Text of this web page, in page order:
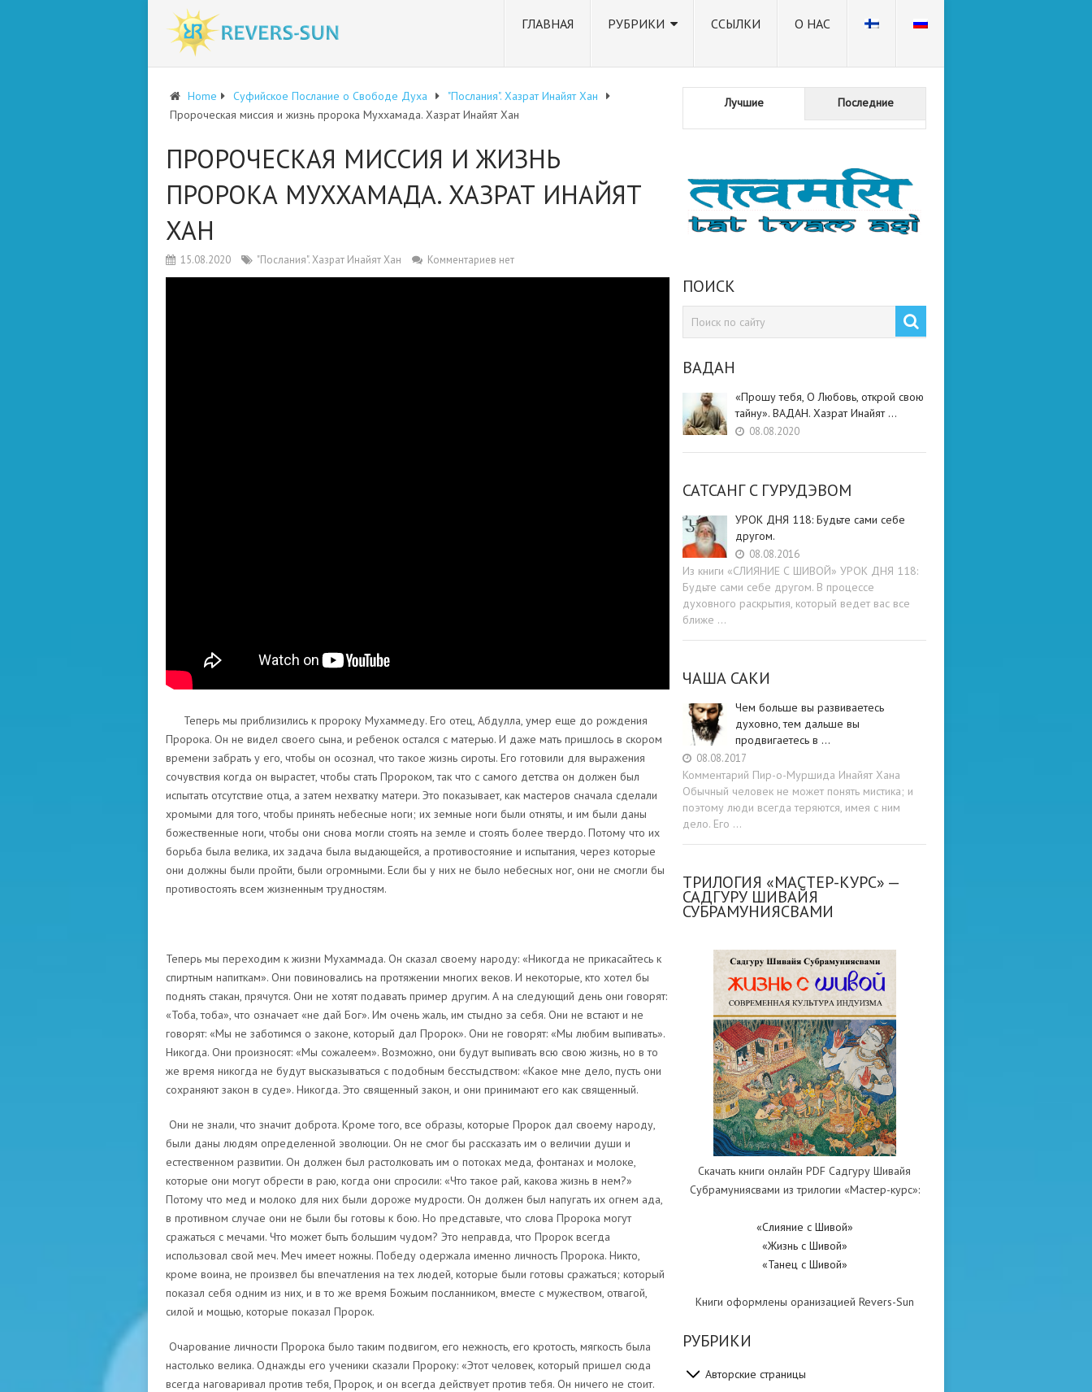
ГЛАВНАЯ РУБРИКИ ССЫЛКИ О НАС
Home Суфийское Послание о Свободе Духа
"Послания". Хазрат Инайят Хан
Пророческая миссия и жизнь пророка Муххамада. Хазрат Инайят Хан
ПРОРОЧЕСКАЯ МИССИЯ И ЖИЗНЬ
ПРОРОКА МУХХАМАДА. ХАЗРАТ ИНАЙЯТ
ХАН
15.08.2020 "Послания". Хазрат Инайят Хан Комментариев нет
Теперь мы приблизились к пророку Мухаммеду. Его отец, Абдулла, умер еще до рождения
Пророка. Он не видел своего сына, и ребенок остался с матерью. И даже мать пришлось в скором
времени забрать у его, чтобы он осознал, что такое жизнь сироты. Его готовили для выражения
сочувствия когда он вырастет, чтобы стать Пророком, так что с самого детства он должен был
испытать отсутствие отца, а затем нехватку матери. Это показывает, как мастеров сначала сделали
хромыми для того, чтобы принять небесные ноги; их земные ноги были отняты, и им были даны
божественные ноги, чтобы они снова могли стоять на земле и стоять более твердо. Потому что их
борьба была велика, их задача была выдающейся, а противостояние и испытания, через которые
они должны были пройти, были огромными. Если бы у них не было небесных ног, они не смогли бы
противостоять всем жизненным трудностям.
Теперь мы переходим к жизни Мухаммада. Он сказал своему народу: «Никогда не прикасайтесь к
спиртным напиткам». Они повиновались на протяжении многих веков. И некоторые, кто хотел бы
поднять стакан, прячутся. Они не хотят подавать пример другим. А на следующий день они говорят:
«Тоба, тоба», что означает «не дай Бог». Им очень жаль, им стыдно за себя. Они не встают и не
говорят: «Мы не заботимся о законе, который дал Пророк». Они не говорят: «Мы любим выпивать».
Никогда. Они произносят: «Мы сожалеем». Возможно, они будут выпивать всю свою жизнь, но в то
же время никогда не будут высказываться с подобным бесстыдством: «Какое мне дело, пусть они
сохраняют закон в суде». Никогда. Это священный закон, и они принимают его как священный.
Они не знали, что значит доброта. Кроме того, все образы, которые Пророк дал своему народу,
были даны людям определенной эволюции. Он не смог бы рассказать им о величии души и
естественном развитии. Он должен был растолковать им о потоках меда, фонтанах и молоке,
которые они могут обрести в раю, когда они спросили: «Что такое рай, какова жизнь в нем?»
Потому что мед и молоко для них были дороже мудрости. Он должен был напугать их огнем ада,
в противном случае они не были бы готовы к бою. Но представьте, что слова Пророка могут
сражаться с мечами. Что может быть большим чудом? Это неправда, что Пророк всегда
использовал свой меч. Меч имеет ножны. Победу одержала именно личность Пророка. Никто,
кроме воина, не произвел бы впечатления на тех людей, которые были готовы сражаться; который
показал себя одним из них, и в то же время Божьим посланником, вместе с мужеством, отвагой,
силой и мощью, которые показал Пророк.
Очарование личности Пророка было таким подвигом, его нежность, его кротость, мягкость была
настолько велика. Однажды его ученики сказали Пророку: «Этот человек, который пришел сюда
всегда наговаривал против тебя, Пророк, и он всегда действует против тебя. Он ничего не стоит.
Лучшие Последние
ПОИСК
ВАДАН
«Прошу тебя, О Любовь, открой свою
тайну». ВАДАН. Хазрат Инайят …
08.08.2020
САТСАНГ C ГУРУДЭВОМ
УРОК ДНЯ 118: Будьте cами cебе
другом.
08.08.2016
Из книги «СЛИЯНИЕ С ШИВОЙ» УРОК ДНЯ 118:
Будьте cами cебе другом. В процессе
духовного раскрытия, который ведет вас все
ближе …
ЧАША САКИ
Чем больше вы развиваетесь
духовно, тем дальше вы
продвигаетесь в …
08.08.2017
Комментарий Пир-о-Муршида Инайят Хана
Обычный человек не может понять мистика; и
поэтому люди всегда теряются, имея с ним
дело. Его …
ТРИЛОГИЯ «МАСТЕР-КУРС» —
САДГУРУ ШИВАЙЯ
СУБРАМУНИЯСВАМИ
Скачать книги онлайн PDF Садгуру Шивайя
Субрамуниясвами из трилогии «Мастер-курс»:
«Слияние с Шивой»
«Жизнь с Шивой»
«Танец с Шивой»
Книги оформлены оранизацией Revers-Sun
РУБРИКИ
Авторские страницы